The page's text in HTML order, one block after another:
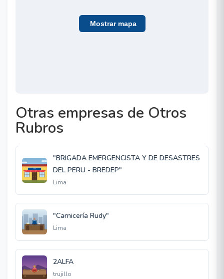
Mostrar mapa
Otras empresas de Otros
Rubros
"BRIGADA EMERGENCISTA Y DE DESASTRES
DEL PERU - BREDEP"
Lima
"Carnicería Rudy"
Lima
2ALFA
trujillo